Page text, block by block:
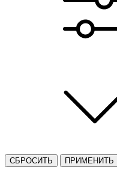
СБРОСИТЬ ПРИМЕНИТЬ